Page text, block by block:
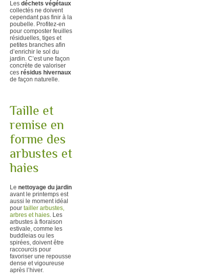
Les déchets végétaux
collectés ne doivent
cependant pas finir à la
poubelle. Profitez-en
pour composter feuilles
résiduelles, tiges et
petites branches afin
d’enrichir le sol du
jardin. C’est une façon
concrète de valoriser
ces résidus hivernaux
de façon naturelle.
Taille et
remise en
forme des
arbustes et
haies
Le nettoyage du jardin
avant le printemps est
aussi le moment idéal
pour tailler arbustes,
arbres et haies . Les
arbustes à floraison
estivale, comme les
buddleias ou les
spirées, doivent être
raccourcis pour
favoriser une repousse
dense et vigoureuse
après l’hiver.